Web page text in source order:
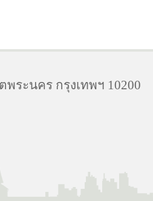
ระนคร กรุงเทพฯ 10200